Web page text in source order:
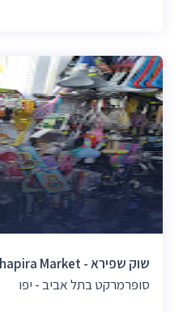
שוק שפירא - Shapira Market
סופרמרקט בתל אביב - יפו